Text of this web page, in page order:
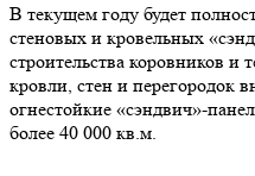
В текущем году будет
стеновых и кровельных
строительства коровников и
кровли, стен и перегородок
огнестойкие «сэндвич»-
более 40 000 кв.м.